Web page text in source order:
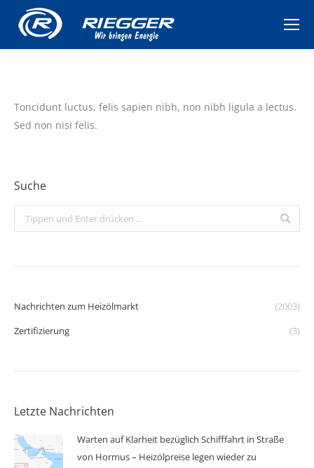
Toncidunt luctus, felis sapien nibh, non nibh ligula a lectus.
Sed non nisi felis.
Suche
Search:
Nachrichten zum Heizölmarkt
(2003)
Zertifizierung
(3)
Letzte Nachrichten
Warten auf Klarheit bezüglich Schifffahrt in Straße
von Hormus – Heizölpreise legen wieder zu